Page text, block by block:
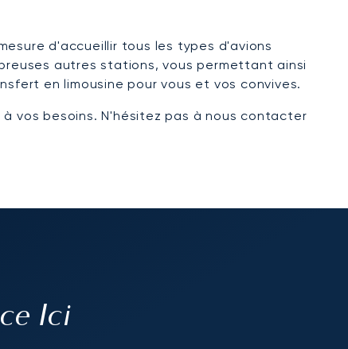
d'accueillir tous les types d'avions
autres stations, vous permettant ainsi
en limousine pour vous et vos convives.
vos besoins. N'hésitez pas à nous contacter
Ici